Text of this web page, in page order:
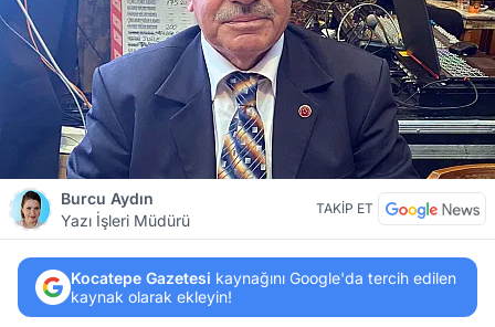
Burcu Aydın
Yazı İşleri Müdürü
TAKİP ET
Kocatepe Gazetesi kaynağını Google'da tercih edilen
kaynak olarak ekleyin!